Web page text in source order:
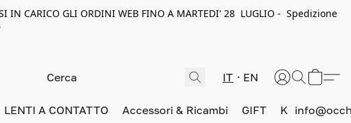
IN CARICO GLI ORDINI WEB FINO A MARTEDI' 28 LUGLIO - Spedizione
IT EN
LENTI A CONTATTO Accessori & Ricambi GIFT K